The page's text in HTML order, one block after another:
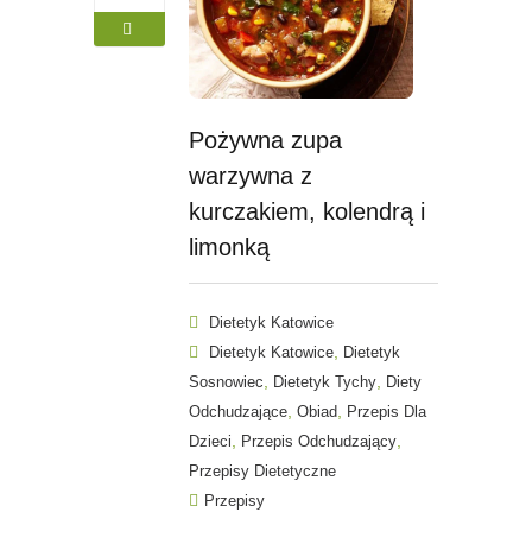
Pożywna zupa
warzywna z
kurczakiem, kolendrą i
limonką
Dietetyk Katowice
Dietetyk Katowice
Dietetyk
Sosnowiec
Dietetyk Tychy
Diety
Odchudzające Obiad
Przepis Dla
Dzieci
Przepis Odchudzający
Przepisy Dietetyczne
Przepisy